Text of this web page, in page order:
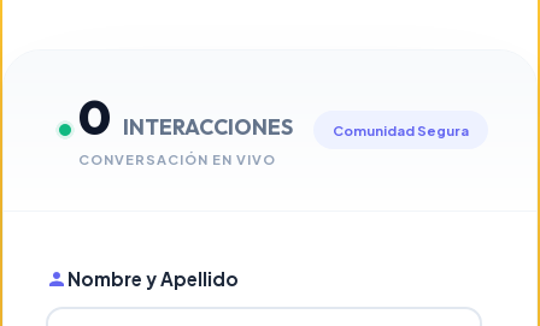
0 INTERACCIONES
CONVERSACIÓN EN VIVO
Comunidad Segura
Nombre y Apellido